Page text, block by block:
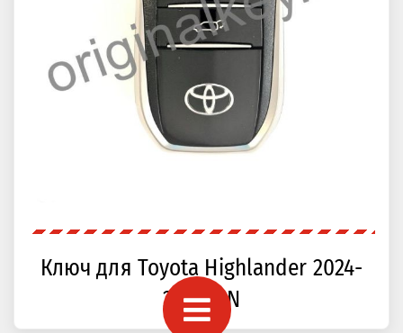
Ключ для Toyota Highlander 2024-
2025, CN